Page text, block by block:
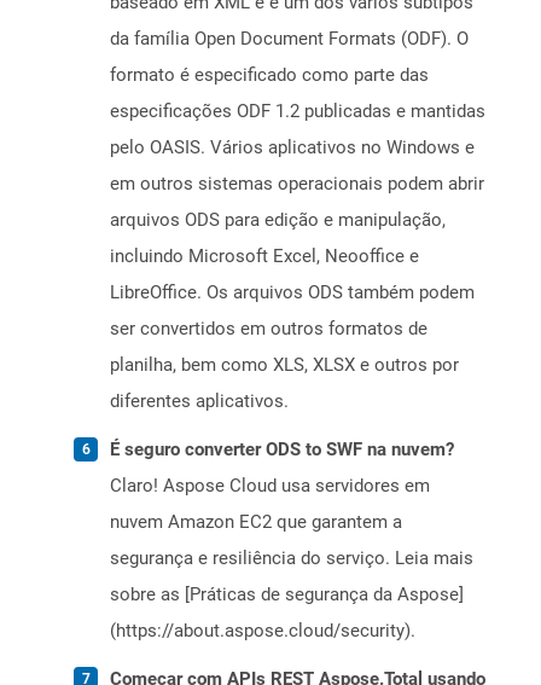
da família Open Document Formats (ODF). O
formato é especificado como parte das
especificações ODF 1.2 publicadas e mantidas
pelo OASIS. Vários aplicativos no Windows e
em outros sistemas operacionais podem abrir
arquivos ODS para edição e manipulação,
incluindo Microsoft Excel, Neooffice e
LibreOffice. Os arquivos ODS também podem
ser convertidos em outros formatos de
planilha, bem como XLS, XLSX e outros por
diferentes aplicativos.
É seguro converter ODS to SWF na nuvem?
Claro! Aspose Cloud usa servidores em
nuvem Amazon EC2 que garantem a
segurança e resiliência do serviço. Leia mais
sobre as [Práticas de segurança da Aspose]
(https://about.aspose.cloud/security).
Começar com APIs REST Aspose.Total usando